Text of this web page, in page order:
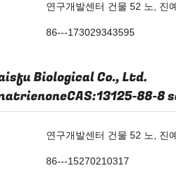
연구개발센터 건물 52 노, 진
86---173029343595
Biological Co., Ltd.
88-8
연구개발센터 건물 52 노, 진
86---15270210317